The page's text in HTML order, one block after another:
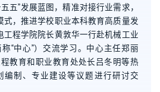
五”发展蓝图，精准对接行业需求，
式，推进学校职业本科教育高质量发
工程学院院长黄敦华一行赴机械工业
“中心”）交流学习。中心主任郑丽
教育和职业教育处处长吕冬明等热
编制、专业建设等议题进行研讨交